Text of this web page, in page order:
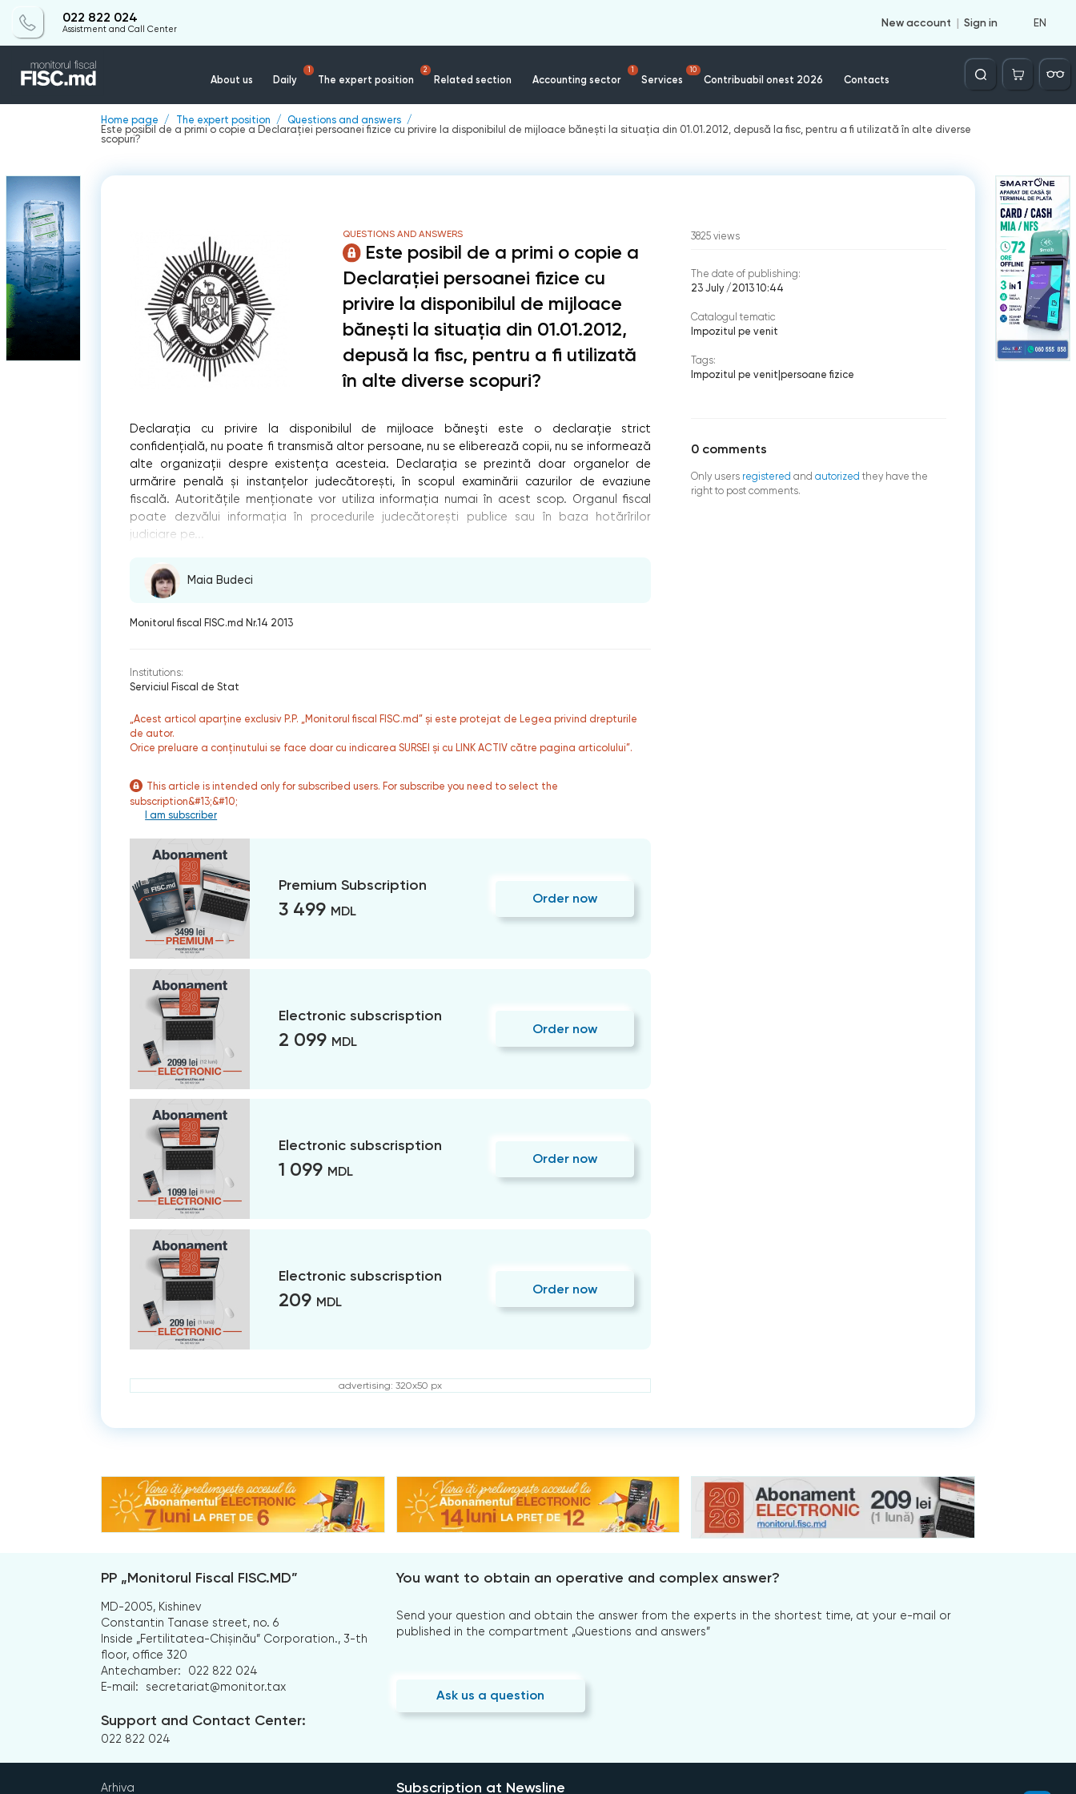
022 822 024
Assistment and Call Center
New account Sign in EN
About us Daily
1
The expert position
2
Related section Accounting sector
1
Services
10
Contribuabil onest 2026 Contacts
Căutare
Home page The expert position
Questions and answers
Este posibil de a primi o copie a Declarației persoanei fizice cu privire la disponibilul de mijloace bănești la situația din 01.01.2012, depusă la fisc, pentru a fi utilizată în alte diverse
scopuri?
QUESTIONS AND ANSWERS
Este posibil de a primi o copie a
Declarației persoanei fizice cu
privire la disponibilul de mijloace
bănești la situația din 01.01.2012,
depusă la fisc, pentru a fi utilizată
în alte diverse scopuri?
Declaraţia cu privire la disponibilul de mijloace băneşti este o declaraţie strict
confidențială, nu poate fi transmisă altor persoane, nu se eliberează copii, nu se informează
alte organizații despre existența acesteia. Declarația se prezintă doar organelor de
urmărire penală și instanțelor judecătorești, în scopul examinării cazurilor de evaziune
fiscală. Autoritățile menționate vor utiliza informația numai în acest scop. Organul fiscal
poate dezvălui informația în procedurile judecătorești publice sau în baza hotărîrilor
judiciare pe...
Maia Budeci
Monitorul fiscal FISC.md Nr.14 2013
Institutions:
Serviciul Fiscal de Stat
„Acest articol aparține exclusiv P.P. „Monitorul fiscal FISC.md” și este protejat de Legea privind drepturile
de autor.
Orice preluare a conținutului se face doar cu indicarea SURSEI și cu LINK ACTIV către pagina articolului”.
This article is intended only for subscribed users. For subscribe you need to select the
subscription&#13;&#10;
I am subscriber
Premium Subscription
3 499 MDL
Order now
Electronic subscrisption
2 099 MDL
Order now
Electronic subscrisption
1 099 MDL
Order now
Electronic subscrisption
209 MDL
Order now
advertising: 320x50 px
3825 views
The date of publishing:
23 July /2013 10:44
Catalogul tematic
Impozitul pe venit
Tags:
Impozitul pe venit persoane fizice
0 comments
Only users registered and autorized they have the
right to post comments.
PP „Monitorul Fiscal FISC.MD”
MD-2005, Kishinev
Constantin Tanase street, no. 6
Inside „Fertilitatea-Chișinău” Corporation., 3-th
floor, office 320
Antechamber:
022 822 024
E-mail:
secretariat@monitor.tax
Support and Contact Center:
022 822 024
You want to obtain an operative and complex answer?
Send your question and obtain the answer from the experts in the shortest time, at your e-mail or
published in the compartment „Questions and answers”
Ask us a question
Arhiva Subscription at Newsline